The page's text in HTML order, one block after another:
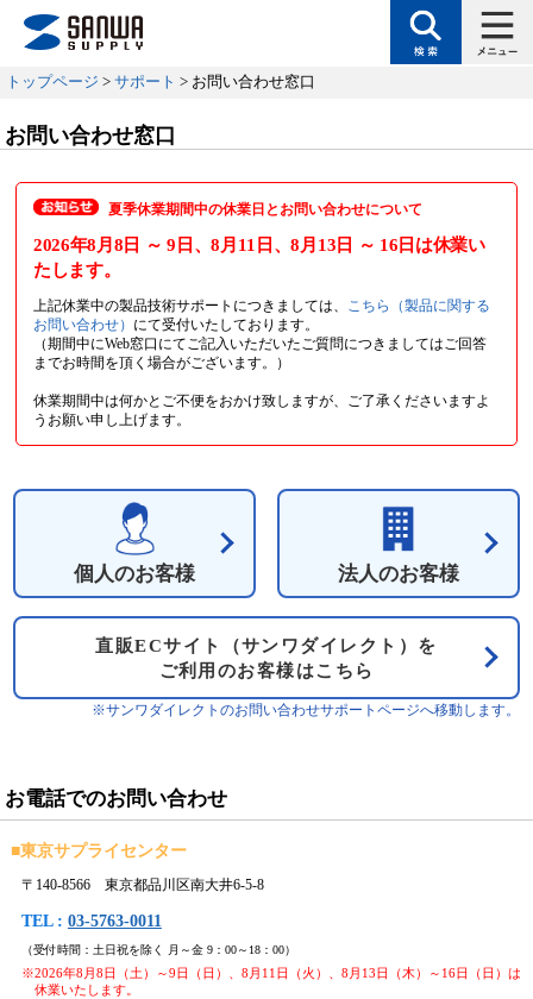
トップページ > サポート > お問い合わせ窓口
お問い合わせ窓口
夏季休業期間中の休業日とお問い合わせについて
2026年8月8日 ～ 9日 、8月11日 、8月13日 ～ 16日 は休業い
たします。
上記休業中の製品技術サポートにつきましては、
こちら（製品に関する
お問い合わせ） にて受付いたしております。
（期間中にWeb窓口にてご記入いただいたご質問につきましてはご回答
までお時間を頂く場合がございます。）
休業期間中は何かとご不便をおかけ致しますが、ご了承くださいますよ
うお願い申し上げます。
個人のお客様 法人のお客様
直販ECサイト（サンワダイレクト）を
ご利用のお客様はこちら
※サンワダイレクトのお問い合わせサポートページへ移動します。
お電話でのお問い合わせ
■東京サプライセンター
〒140-8566 東京都品川区南大井6-5-8
TEL : 03-5763-0011
（受付時間：土日祝を除く 月～金 9：00～18：00）
※2026年8月8日（土）～9日（日）、8月11日（火）、8月13日（木）～16日（日）は
休業いたします。